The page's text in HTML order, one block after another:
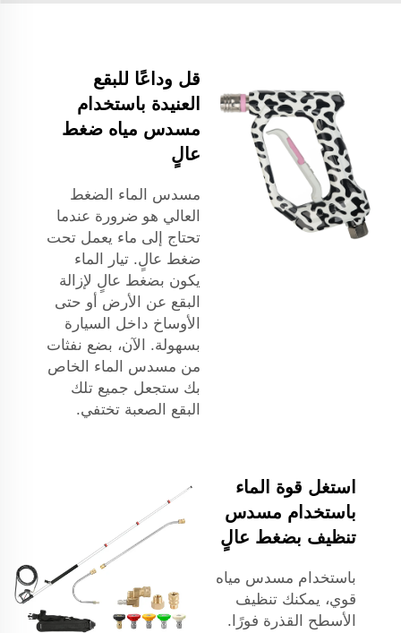
قل وداعًا للبقع
العنيدة باستخدام
مسدس مياه ضغط
عالٍ
مسدس الماء الضغط
العالي هو ضرورة عندما
تحتاج إلى ماء يعمل تحت
ضغط عالٍ. تيار الماء
يكون بضغط عالٍ لإزالة
البقع عن الأرض أو حتى
الأوساخ داخل السيارة
بسهولة. الآن، بضع نفثات
من مسدس الماء الخاص
بك ستجعل جميع تلك
البقع الصعبة تختفي.
استغل قوة الماء
باستخدام مسدس
تنظيف بضغط عالٍ
باستخدام مسدس مياه
قوي، يمكنك تنظيف
الأسطح القذرة فورًا.